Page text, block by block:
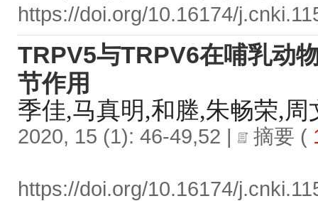
https://doi.org/10.16174/
TRPV5与TRPV6在哺乳动
节作用
季佳,马真明,和塍,朱畅荣,
2020, 15 (1): 46-49,52 | 摘要 (
https://doi.org/10.16174/